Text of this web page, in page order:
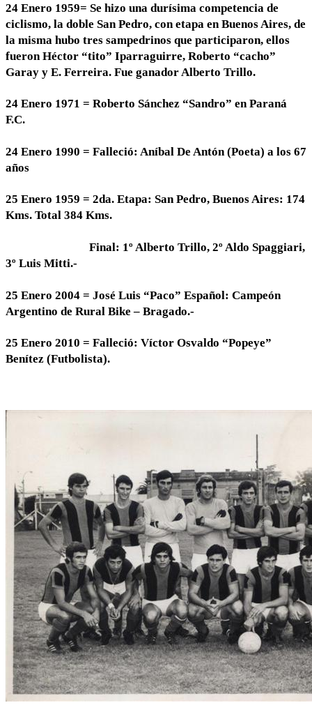
24 Enero 1959= Se hizo una durísima competencia de
ciclismo, la doble San Pedro, con etapa en Buenos Aires, de
la misma hubo tres sampedrinos que participaron, ellos
fueron Héctor “tito” Iparraguirre, Roberto “cacho”
Garay y E. Ferreira. Fue ganador Alberto Trillo.
24 Enero 1971 = Roberto Sánchez “Sandro” en Paraná
F.C.
24 Enero 1990 = Falleció: Aníbal De Antón (Poeta) a los 67
años
25 Enero 1959 = 2da. Etapa: San Pedro, Buenos Aires: 174
Kms. Total 384 Kms.
Final: 1º Alberto Trillo, 2º Aldo Spaggiari,
3º Luis Mitti.-
25 Enero 2004 = José Luis “Paco” Español: Campeón
Argentino de Rural Bike – Bragado.-
25 Enero 2010 = Falleció: Víctor Osvaldo “Popeye”
Benítez (Futbolista).